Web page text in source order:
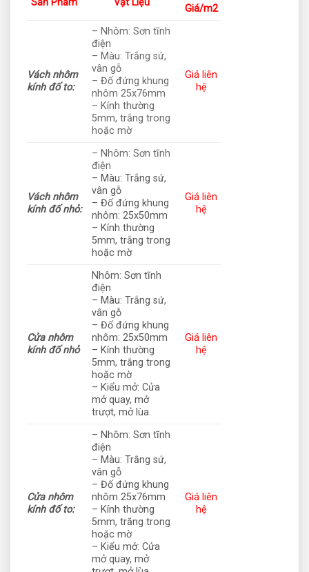
Sản Phẩm Vật Liệu
Giá/m2
Vách nhôm
kính đố to:
– Nhôm: Sơn tĩnh
điện
– Màu: Trắng sứ,
vân gỗ
– Đố đứng khung
nhôm 25x76mm
– Kính thường
5mm, trắng trong
hoặc mờ
Giá liên
hệ
Vách nhôm
kính đố nhỏ:
– Nhôm: Sơn tĩnh
điện
– Màu: Trắng sứ,
vân gỗ
– Đố đứng khung
nhôm: 25x50mm
– Kính thường
5mm, trắng trong
hoặc mờ
Giá liên
hệ
Cửa nhôm
kính đố nhỏ
Nhôm: Sơn tĩnh
điện
– Màu: Trắng sứ,
vân gỗ
– Đố đứng khung
nhôm: 25x50mm
– Kính thường
5mm, trắng trong
hoặc mờ
– Kiểu mở: Cửa
mở quay, mở
trượt, mở lùa
Giá liên
hệ
Cửa nhôm
kính đố to:
– Nhôm: Sơn tĩnh
điện
– Màu: Trắng sứ,
vân gỗ
– Đố đứng khung
nhôm 25x76mm
– Kính thường
5mm, trắng trong
hoặc mờ
– Kiểu mở: Cửa
mở quay, mở
Giá liên
hệ